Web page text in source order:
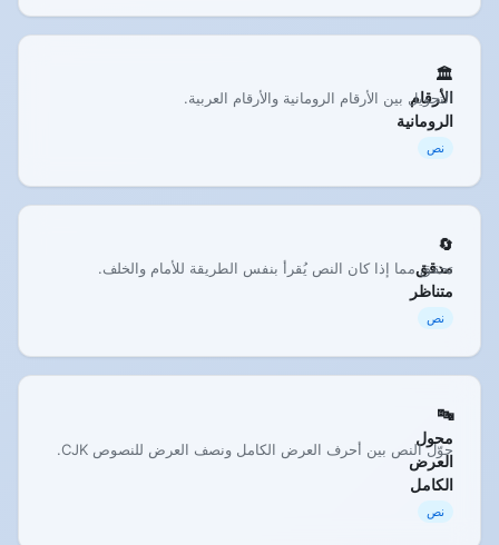
🏛️
الأرقام
الرومانية
التحويل بين الأرقام الرومانية والأرقام العربية.
نص
🔄
مدقق
متناظر
تحقق مما إذا كان النص يُقرأ بنفس الطريقة للأمام والخلف.
نص
🔤
محول
العرض
الكامل
حوّل النص بين أحرف العرض الكامل ونصف العرض للنصوص CJK.
نص